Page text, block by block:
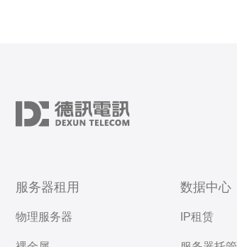
服务器租用
物理服务器
数据中心
IP租赁